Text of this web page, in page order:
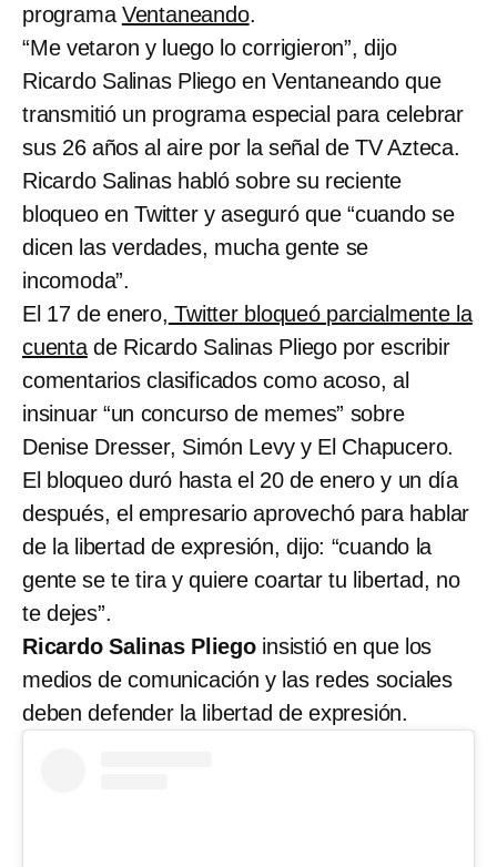
programa Ventaneando.
“Me vetaron y luego lo corrigieron”, dijo
Ricardo Salinas Pliego en Ventaneando que
transmitió un programa especial para celebrar
sus 26 años al aire por la señal de TV Azteca.
Ricardo Salinas habló sobre su reciente
bloqueo en Twitter y aseguró que “cuando se
dicen las verdades, mucha gente se
incomoda”.
El 17 de enero, Twitter bloqueó parcialmente la
cuentade Ricardo Salinas Pliego por escribir
comentarios clasificados como acoso, al
insinuar “un concurso de memes” sobre
Denise Dresser, Simón Levy y El Chapucero.
El bloqueo duró hasta el 20 de enero y un día
después, el empresario aprovechó para hablar
de la libertad de expresión, dijo: “cuando la
gente se te tira y quiere coartar tu libertad, no
te dejes”.
Ricardo Salinas Pliegoinsistió en que los
medios de comunicación y las redes sociales
deben defender la libertad de expresión.